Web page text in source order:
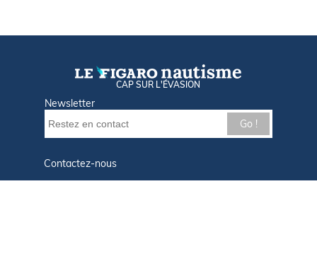
CAP SUR L'ÉVASION
Newsletter
Go !
Contactez-nous